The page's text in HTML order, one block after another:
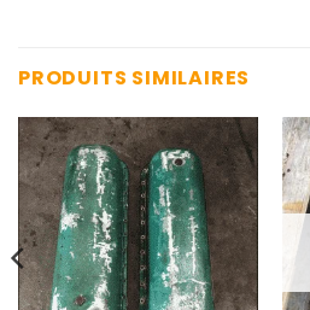
PRODUITS SIMILAIRES